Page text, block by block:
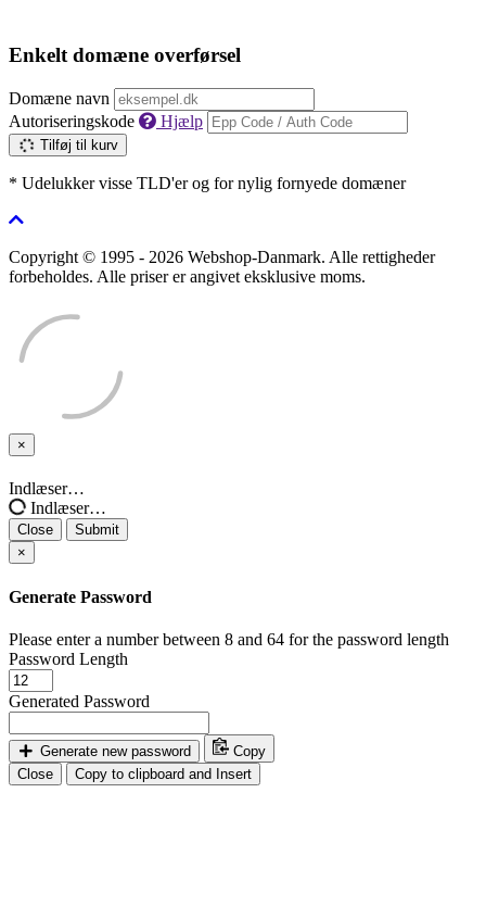
Enkelt domæne overførsel
Domæne navn
Autoriseringskode
Hjælp
Tilføj til kurv
* Udelukker visse TLD'er og for nylig fornyede domæner
Copyright © 1995 - 2026 Webshop-Danmark. Alle rettigheder
forbeholdes. Alle priser er angivet eksklusive moms.
×
Close
Indlæser…
Indlæser…
Close
Submit
×
Generate Password
Please enter a number between 8 and 64 for the password length
Password Length
Generated Password
Generate new password
Copy
Close
Copy to clipboard and Insert